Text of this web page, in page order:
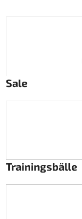
Sale
Trainingsbälle
Plastik CIK Dynamica
Plastik Zubehör
Radsterne